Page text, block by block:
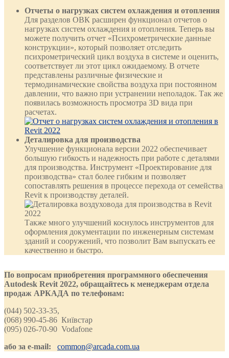
Отчеты о нагрузках систем охлаждения и отопления
Для разделов ОВК расширен функционал отчетов о
нагрузках систем охлаждения и отопления. Теперь вы
можете получить отчет «Психрометрические данные
конструкции», который позволяет отследить
психрометрический цикл воздуха в системе и оценить,
соответствует ли этот цикл ожидаемому. В отчете
представлены различные физические и
термодинамические свойства воздуха при постоянном
давлении, что важно при устранении неполадок. Так же
появилась возможность просмотра 3D вида при
расчетах.
Деталировка для производства
Улучшение функционала версии 2022 обеспечивает
большую гибкость и надежность при работе с деталями
для производства. Инструмент «Проектирование для
производства» стал более гибким и позволяет
сопоставлять решения в процессе перехода от семейства
Revit к производству деталей.
Также много улучшений коснулось инструментов для
оформления документации по инженерным системам
зданий и сооружений, что позволит Вам выпускать ее
качественно и быстро.
По вопросам приобретения программного обеспечения
Autodesk Revit 2022, обращайтесь к менеджерам отдела
продаж АРКАДА по телефонам:
(044) 502-33-35,
(068) 990-45-86 Київстар
(095) 026-70-90 Vodafone
або за e-mail:
common@arcada.com.ua